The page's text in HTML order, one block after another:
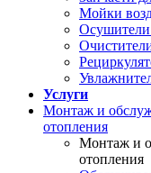
Мойки
Осушители
Услуги
Монтаж и
отопления
Монтаж и
отопления